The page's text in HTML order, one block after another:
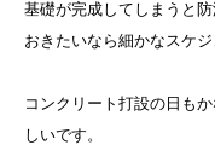
基礎が完成してしまうと
おきたいなら細かなスケ
コンクリート打設の日も
しいです。